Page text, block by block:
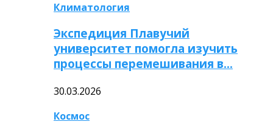
Климатология
Экспедиция Плавучий
университет помогла изучить
процессы перемешивания в…
30.03.2026
Космос